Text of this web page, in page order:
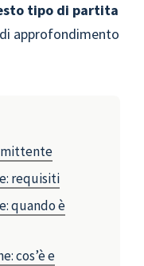
tipo di partita
approfondimento
requisiti
quando è
cos’è e